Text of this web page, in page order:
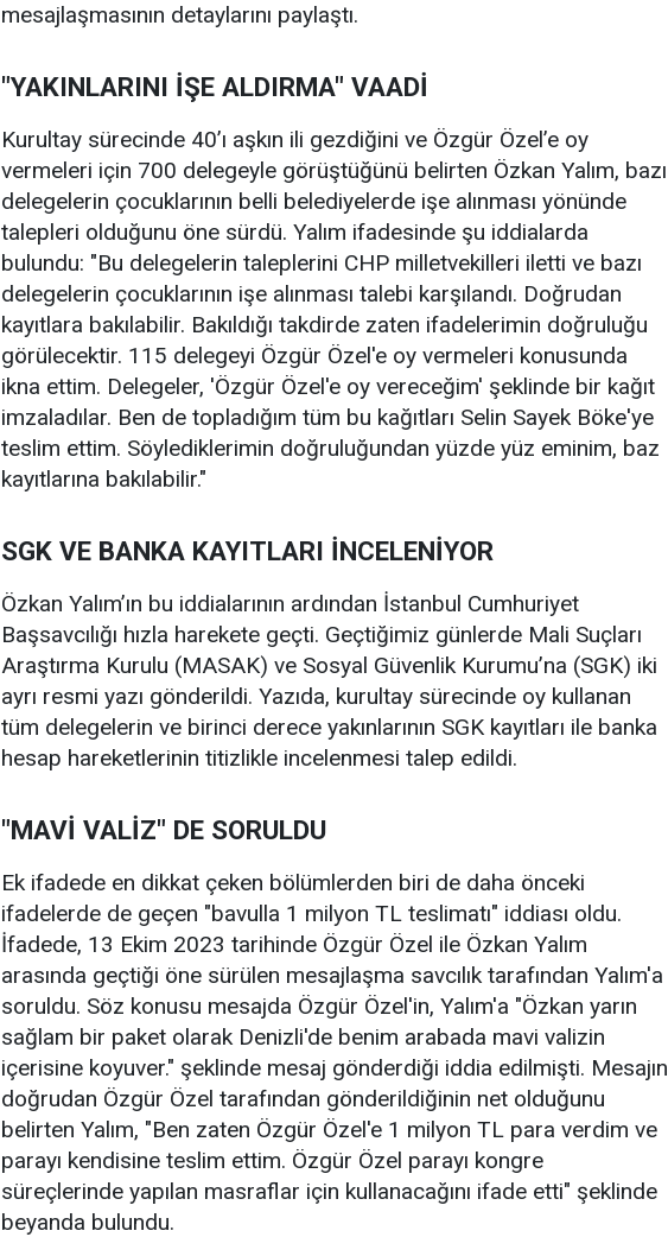
mesajlaşmasının detaylarını paylaştı.
"YAKINLARINI İŞE ALDIRMA" VAADİ
Kurultay sürecinde 40’ı aşkın ili gezdiğini ve Özgür Özel’e oy
vermeleri için 700 delegeyle görüştüğünü belirten Özkan Yalım, bazı
delegelerin çocuklarının belli belediyelerde işe alınması yönünde
talepleri olduğunu öne sürdü. Yalım ifadesinde şu iddialarda
bulundu: "Bu delegelerin taleplerini CHP milletvekilleri iletti ve bazı
delegelerin çocuklarının işe alınması talebi karşılandı. Doğrudan
kayıtlara bakılabilir. Bakıldığı takdirde zaten ifadelerimin doğruluğu
görülecektir. 115 delegeyi Özgür Özel'e oy vermeleri konusunda
ikna ettim. Delegeler, 'Özgür Özel'e oy vereceğim' şeklinde bir kağıt
imzaladılar. Ben de topladığım tüm bu kağıtları Selin Sayek Böke'ye
teslim ettim. Söylediklerimin doğruluğundan yüzde yüz eminim, baz
kayıtlarına bakılabilir."
SGK VE BANKA KAYITLARI İNCELENİYOR
Özkan Yalım’ın bu iddialarının ardından İstanbul Cumhuriyet
Başsavcılığı hızla harekete geçti. Geçtiğimiz günlerde Mali Suçları
Araştırma Kurulu (MASAK) ve Sosyal Güvenlik Kurumu’na (SGK) iki
ayrı resmi yazı gönderildi. Yazıda, kurultay sürecinde oy kullanan
tüm delegelerin ve birinci derece yakınlarının SGK kayıtları ile banka
hesap hareketlerinin titizlikle incelenmesi talep edildi.
"MAVİ VALİZ" DE SORULDU
Ek ifadede en dikkat çeken bölümlerden biri de daha önceki
ifadelerde de geçen "bavulla 1 milyon TL teslimatı" iddiası oldu.
İfadede, 13 Ekim 2023 tarihinde Özgür Özel ile Özkan Yalım
arasında geçtiği öne sürülen mesajlaşma savcılık tarafından Yalım'a
soruldu. Söz konusu mesajda Özgür Özel'in, Yalım'a "Özkan yarın
sağlam bir paket olarak Denizli'de benim arabada mavi valizin
içerisine koyuver." şeklinde mesaj gönderdiği iddia edilmişti. Mesajın
doğrudan Özgür Özel tarafından gönderildiğinin net olduğunu
belirten Yalım, "Ben zaten Özgür Özel'e 1 milyon TL para verdim ve
parayı kendisine teslim ettim. Özgür Özel parayı kongre
süreçlerinde yapılan masraflar için kullanacağını ifade etti" şeklinde
beyanda bulundu.